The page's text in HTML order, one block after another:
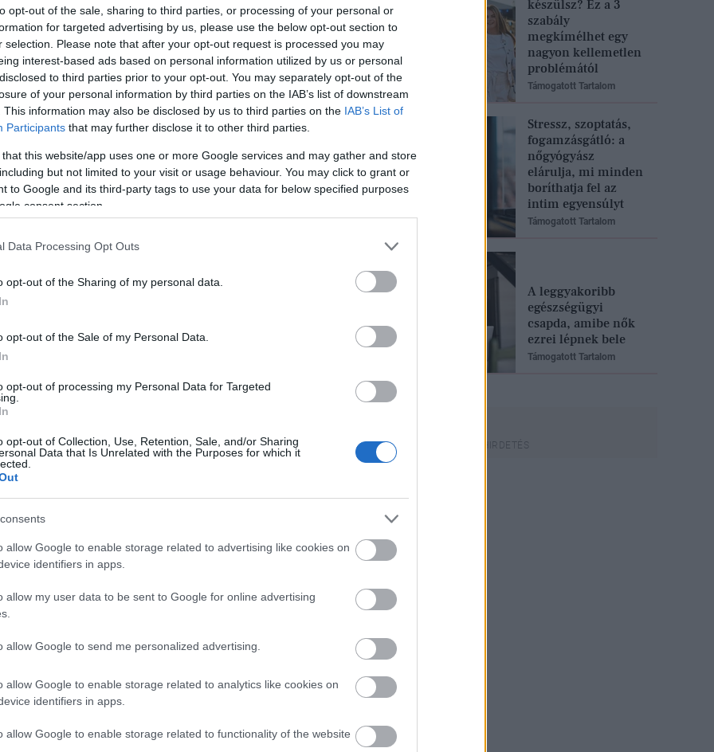
opt-out of the sale, sharing to third parties, or processing of your personal or
for targeted advertising by us, please use the below opt-out section to
selection. Please note that after your opt-out request is processed you may
interest-based ads based on personal information utilized by us or personal
to third parties prior to your opt-out. You may separately opt-out of the
of your personal information by third parties on the IAB’s list of downstream
This information may also be disclosed by us to third parties on the IAB’s List of
Participants that may further disclose it to other third parties.
that this website/app uses one or more Google services and may gather and store
but not limited to your visit or usage behaviour. You may click to grant or
to Google and its third-party tags to use your data for below specified purposes
consent section.
Data Processing Opt Outs
opt-out of the Sharing of my personal data.
opt-out of the Sale of my Personal Data.
opt-out of processing my Personal Data for Targeted
opt-out of Collection, Use, Retention, Sale, and/or Sharing
Data that Is Unrelated with the Purposes for which it
allow Google to enable storage related to advertising like cookies on
identifiers in apps.
allow my user data to be sent to Google for online advertising
allow Google to send me personalized advertising.
allow Google to enable storage related to analytics like cookies on
identifiers in apps.
allow Google to enable storage related to functionality of the website
néhány irányzat egyszerűen
például a szőke haj, míg a
szezonban újra és újra felbukkan.
és előszeretettel használtvörös
rejlő erőt szimbolizálja, ahogyan
díjas amerikai színésznő,
fotóin ragyog.
ikonként ismert, emellett
magát a történelemkönyvekbe,
a menekültek és az emberi jogok
szavazásain többször
címeket, épp ezért nem
dolgoznak vele.
készülsz? Ez a 3
szabály
megkímélhet egy
nagyon kellemetlen
problémától
Támogatott Tartalom
Stressz, szoptatás,
fogamzásgátló: a
nőgyógyász
elárulja, mi minden
boríthatja fel az
intim egyensúlyt
Támogatott Tartalom
A leggyakoribb
egészségügyi
csapda, amibe nők
ezrei lépnek bele
Támogatott Tartalom